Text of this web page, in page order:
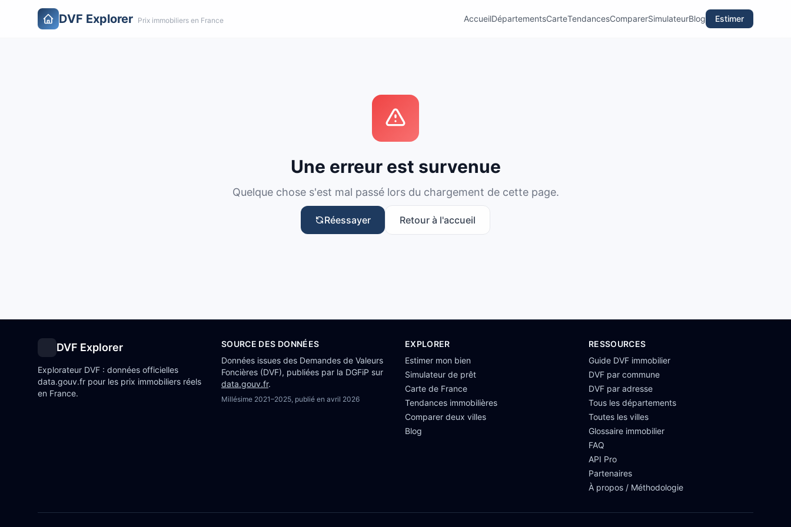
DVF Explorer Prix immobiliers en France AccueilDépartementsCarteTendancesComparerSimulateurBlog Estimer
Une erreur est survenue
Quelque chose s'est mal passé lors du chargement de cette page.
Réessayer Retour à l'accueil
DVF Explorer
Explorateur DVF : données officielles
data.gouv.fr pour les prix immobiliers réels
en France.
SOURCE DES DONNÉES
Données issues des Demandes de Valeurs
Foncières (DVF), publiées par la DGFiP sur
data.gouv.fr.
Millésime 2021–2025, publié en avril 2026
EXPLORER
Estimer mon bien
Simulateur de prêt
Carte de France
Tendances immobilières
Comparer deux villes
Blog
RESSOURCES
Guide DVF immobilier
DVF par commune
DVF par adresse
Tous les départements
Toutes les villes
Glossaire immobilier
FAQ
API Pro
Partenaires
À propos / Méthodologie